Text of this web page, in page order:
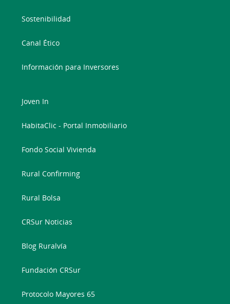
Sostenibilidad
Canal Ético
Información para Inversores
Joven In
HabitaClic - Portal Inmobiliario
Fondo Social Vivienda
Rural Confirming
Rural Bolsa
CRSur Noticias
Blog Ruralvía
Fundación CRSur
Protocolo Mayores 65